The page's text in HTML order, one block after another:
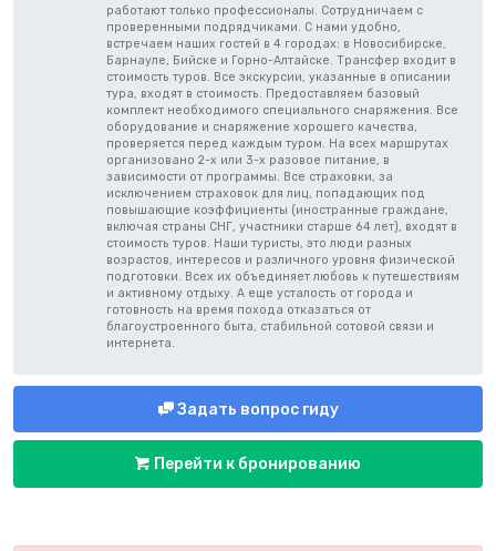
работают только профессионалы. Сотрудничаем с
проверенными подрядчиками. С нами удобно,
встречаем наших гостей в 4 городах: в Новосибирске,
Барнауле, Бийске и Горно-Алтайске. Трансфер входит в
стоимость туров. Все экскурсии, указанные в описании
тура, входят в стоимость. Предоставляем базовый
комплект необходимого специального снаряжения. Все
оборудование и снаряжение хорошего качества,
проверяется перед каждым туром. На всех маршрутах
организовано 2-х или 3-х разовое питание, в
зависимости от программы. Все страховки, за
исключением страховок для лиц, попадающих под
повышающие коэффициенты (иностранные граждане,
включая страны СНГ, участники старше 64 лет), входят в
стоимость туров. Наши туристы, это люди разных
возрастов, интересов и различного уровня физической
подготовки. Всех их объединяет любовь к путешествиям
и активному отдыху. А еще усталость от города и
готовность на время похода отказаться от
благоустроенного быта, стабильной сотовой связи и
интернета.
Задать вопрос гиду
Перейти к бронированию